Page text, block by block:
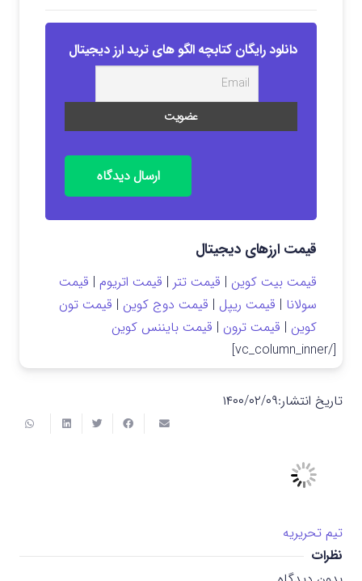
دانلود رایگان کتابچه الگو های ترید ارز دیجیتال
ارسال دیدگاه
قیمت ارزهای دیجیتال
قیمت بیت کوین | قیمت تتر | قیمت اتریوم | قیمت
سولانا | قیمت ریپل | قیمت دوج کوین | قیمت تون
کوین | قیمت ترون | قیمت بایننس کوین
[/vc_column_inner]
تاریخ انتشار:۱۴۰۰/۰۲/۰۹
تیم تحریریه
نظرات